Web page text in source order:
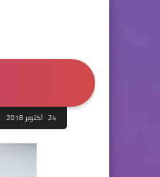
24 أكتوبر 2018